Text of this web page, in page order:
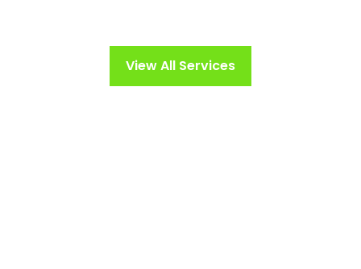
View All Services